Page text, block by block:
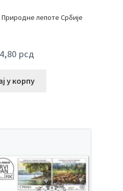
Природне лепоте Србије
рсд
у корпу